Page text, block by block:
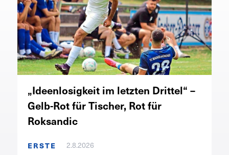
„Ideenlosigkeit im letzten Drittel“ –
Gelb-Rot für Tischer, Rot für
Roksandic
ERSTE 2.8.2026